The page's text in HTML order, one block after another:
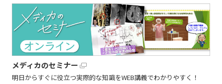
メディカのセミナー
明日からすぐに役立つ実際的な知識をWEB講義でわかりやすく！